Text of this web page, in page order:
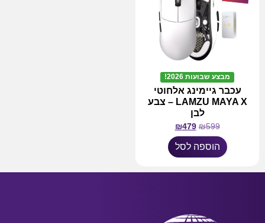
מבצע שבועות 2026!
עכבר גיימינג אלחוטי
LAMZU MAYA X – צבע
לבן
₪599
₪479
הוספה לסל